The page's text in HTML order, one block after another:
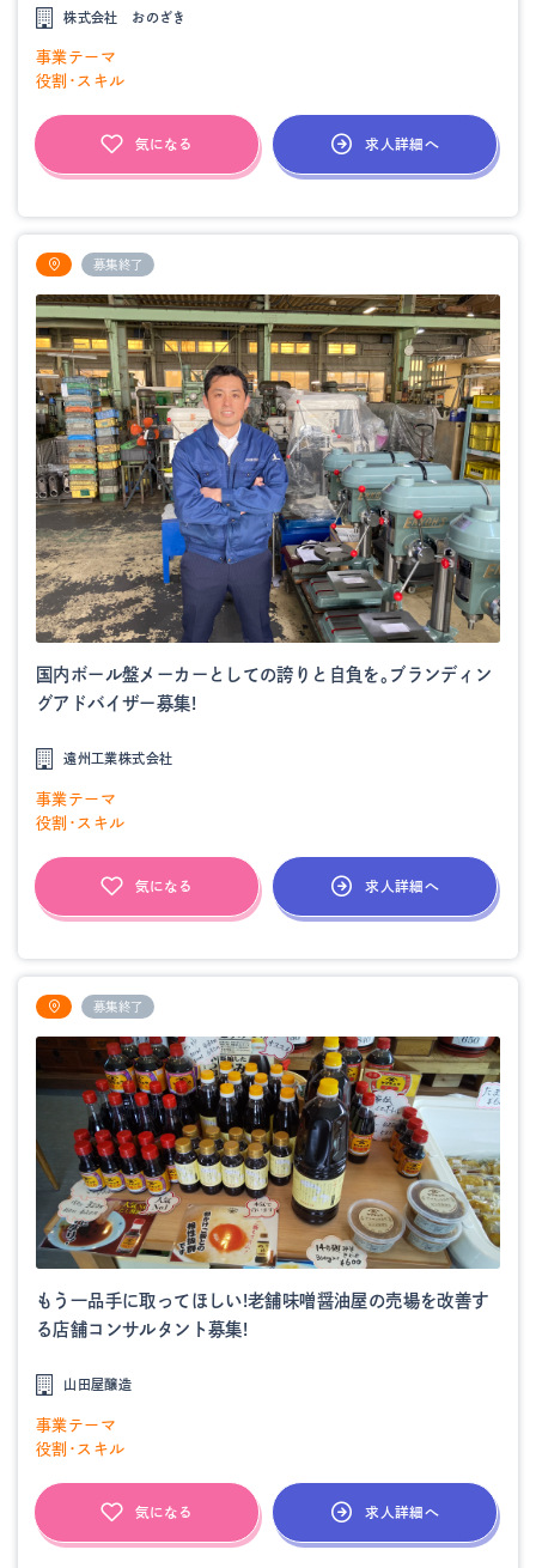
株式会社 おのざき
事業テーマ
役割・スキル
気になる 求人詳細へ
募集終了
国内ボール盤メーカーとしての誇りと自負を。ブランディン
グアドバイザー募集!
遠州工業株式会社
事業テーマ
役割・スキル
気になる 求人詳細へ
募集終了
もう一品手に取ってほしい!老舗味噌醤油屋の売場を改善す
る店舗コンサルタント募集!
山田屋醸造
事業テーマ
役割・スキル
気になる 求人詳細へ